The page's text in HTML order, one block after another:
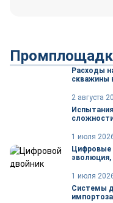
Расходы
скважины
2 августа
1 июля
Цифровые
эволюция,
1 июля
Системы